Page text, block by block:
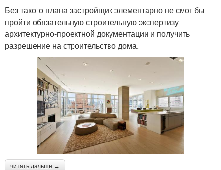
Без такого плана застройщик элементарно не смог бы
пройти обязательную строительную экспертизу
архитектурно-проектной документации и получить
разрешение на строительство дома.
читать дальше →